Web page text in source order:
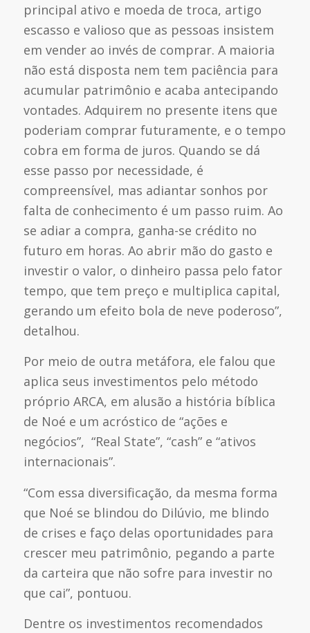
principal ativo e moeda de troca, artigo
escasso e valioso que as pessoas insistem
em vender ao invés de comprar. A maioria
não está disposta nem tem paciência para
acumular patrimônio e acaba antecipando
vontades. Adquirem no presente itens que
poderiam comprar futuramente, e o tempo
cobra em forma de juros. Quando se dá
esse passo por necessidade, é
compreensível, mas adiantar sonhos por
falta de conhecimento é um passo ruim. Ao
se adiar a compra, ganha-se crédito no
futuro em horas. Ao abrir mão do gasto e
investir o valor, o dinheiro passa pelo fator
tempo, que tem preço e multiplica capital,
gerando um efeito bola de neve poderoso”,
detalhou.
Por meio de outra metáfora, ele falou que
aplica seus investimentos pelo método
próprio ARCA, em alusão a história bíblica
de Noé e um acróstico de “ações e
negócios”, “Real State”, “cash” e “ativos
internacionais”.
“Com essa diversificação, da mesma forma
que Noé se blindou do Dilúvio, me blindo
de crises e faço delas oportunidades para
crescer meu patrimônio, pegando a parte
da carteira que não sofre para investir no
que cai”, pontuou.
Dentre os investimentos recomendados